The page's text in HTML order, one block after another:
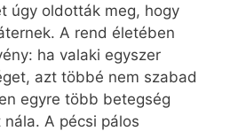
úgy oldották meg, hogy
A rend életében
ha valaki egyszer
azt többé nem szabad
egyre több betegség
A pécsi pálos